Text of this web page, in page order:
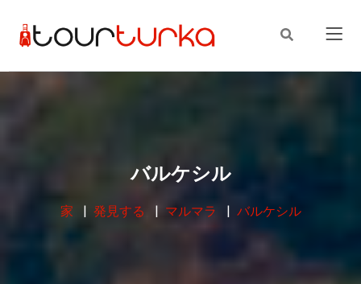
バルケシル
家 発見する マルマラ バルケシル